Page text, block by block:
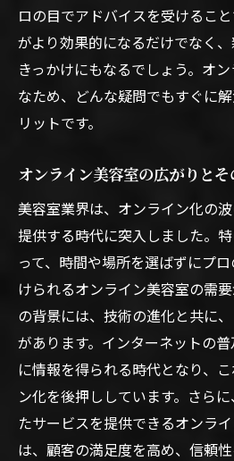
ロの目でアドバイスを受けるこ
がより効果的になるだけでなく
きっかけにもなるでしょう。オ
なため、どんな疑問でもすぐに
リットです。
オンライン美容室の広がりと
美容室業界は、オンライン化の
提供する時代に突入しました。
って、時間や場所を選ばずにプ
けられるオンライン美容室の需
の背景には、技術の進化と共に
があります。インターネットの
に情報を得られる時代となり、
ン化を後押ししています。さら
たサービスを提供できるオンラ
は、顧客の満足度を高め、信頼